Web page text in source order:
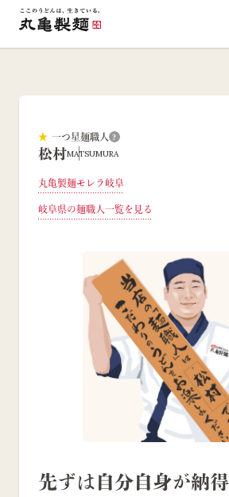
★ 一つ星麺職人 ?
松村MATSUMURA
丸亀製麺モレラ岐阜
岐阜県の麺職人一覧を見る
先ずは自分自身が納